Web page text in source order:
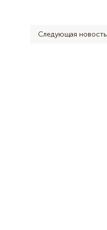
Следующая новость